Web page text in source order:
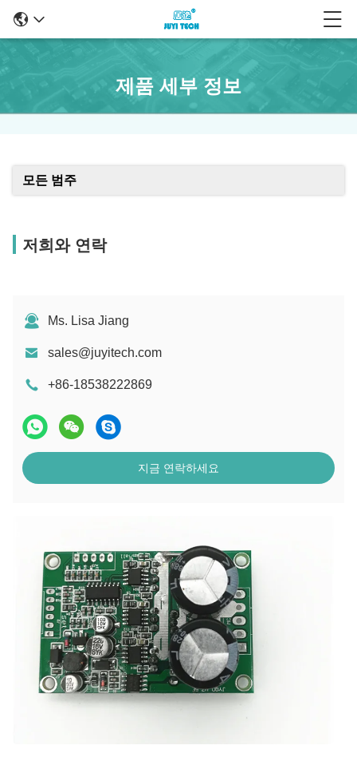
제품 세부 정보
모든 범주
저희와 연락
Ms. Lisa Jiang
sales@juyitech.com
+86-18538222869
지금 연락하세요